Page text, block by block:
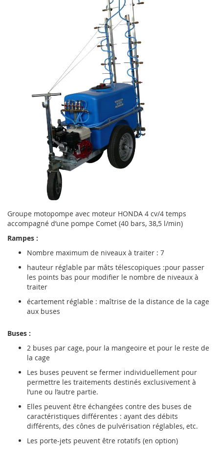
Groupe motopompe avec moteur HONDA 4 cv/4 temps
accompagné d’une pompe Comet (40 bars, 38,5 l/min)
Rampes :
Nombre maximum de niveaux à traiter : 7
hauteur réglable par mâts télescopiques :pour passer
les points bas pour modifier le nombre de niveaux à
traiter
écartement réglable : maîtrise de la distance de la cage
aux buses
Buses :
2 buses par cage, pour la mangeoire et pour le reste de
la cage
Les buses peuvent se fermer individuellement pour
permettre les traitements destinés exclusivement à
l’une ou l’autre partie.
Elles peuvent être échangées contre des buses de
caractéristiques différentes : ayant des débits
différents, des cônes de pulvérisation réglables, etc.
Les porte-jets peuvent être rotatifs (en option)